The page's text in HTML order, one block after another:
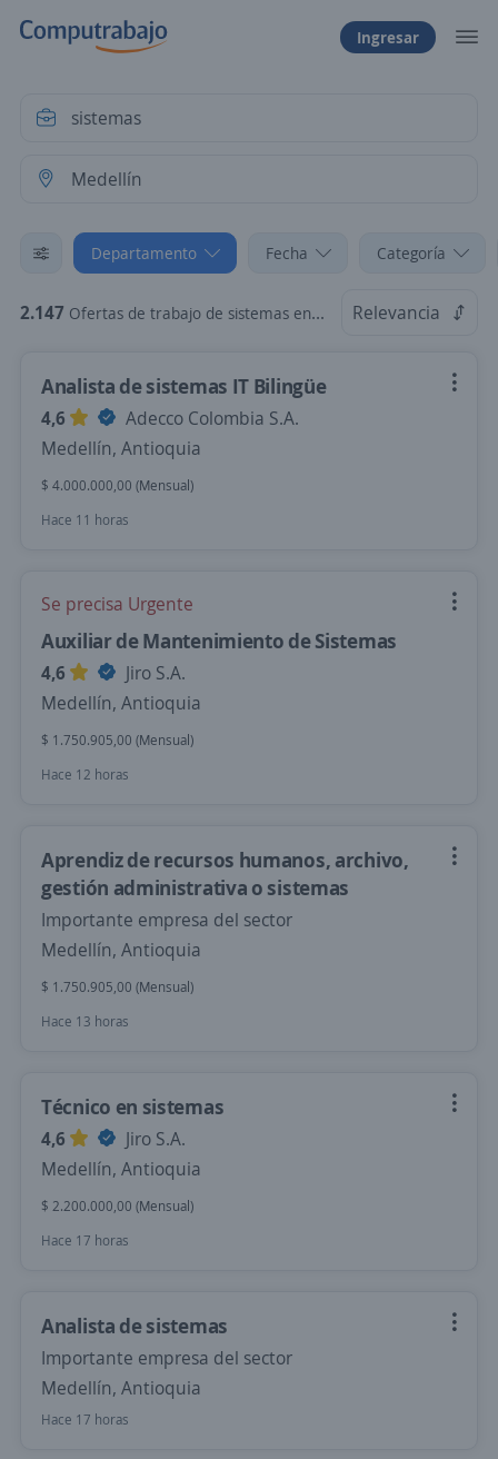
Ingresar
Departamento Fecha Categoría
2.147 Ofertas de trabajo de sistemas en Medellín, Antioquia Relevancia
Analista de sistemas IT Bilingüe
4,6
Adecco Colombia S.A.
Medellín, Antioquia
$ 4.000.000,00 (Mensual)
Hace 11 horas
Se precisa Urgente
Auxiliar de Mantenimiento de Sistemas
4,6
Jiro S.A.
Medellín, Antioquia
$ 1.750.905,00 (Mensual)
Hace 12 horas
Aprendiz de recursos humanos, archivo,
gestión administrativa o sistemas
Importante empresa del sector
Medellín, Antioquia
$ 1.750.905,00 (Mensual)
Hace 13 horas
Técnico en sistemas
4,6
Jiro S.A.
Medellín, Antioquia
$ 2.200.000,00 (Mensual)
Hace 17 horas
Analista de sistemas
Importante empresa del sector
Medellín, Antioquia
Hace 17 horas